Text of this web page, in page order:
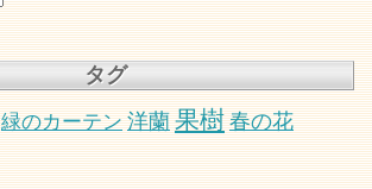
タグ
緑のカーテン 洋蘭 果樹春の花